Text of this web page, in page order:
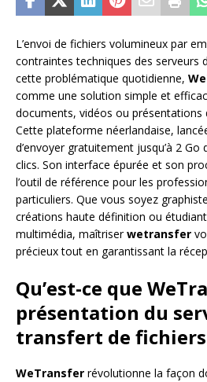
L’envoi de fichiers volumineux par
contraintes techniques des serveurs
cette problématique quotidienne,
comme une solution simple et
documents, vidéos ou présentations
Cette plateforme néerlandaise,
d’envoyer gratuitement jusqu’à 2
clics. Son interface épurée et son
l’outil de référence pour les
particuliers. Que vous soyez
créations haute définition ou
multimédia, maîtriserwetransfer
précieux tout en garantissant la
Qu’est-ce que
présentation du
transfert de fichiers
WeTransfer révolutionne la façon